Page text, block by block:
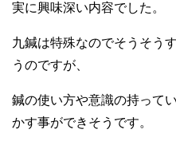
実に興味深い内容でした。
九鍼は特殊なのでそうそう
うのですが、
鍼の使い方や意識の持って
かす事ができそうです。